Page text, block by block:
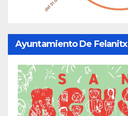
Ayuntamiento De Felanitx